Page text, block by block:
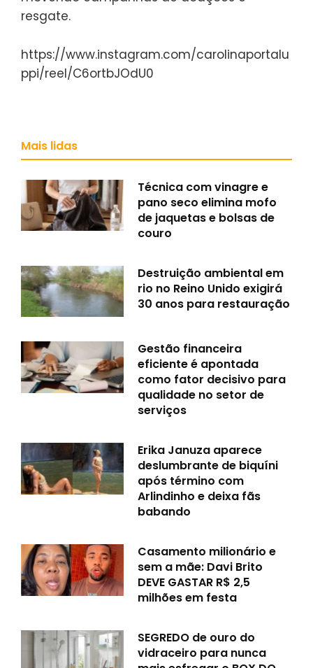
resgate.
https://www.instagram.com/carolinaportalu
ppi/reel/C6ortbJOdU0
Mais lidas
Técnica com vinagre e
pano seco elimina mofo
de jaquetas e bolsas de
couro
Destruição ambiental em
rio no Reino Unido exigirá
30 anos para restauração
Gestão financeira
eficiente é apontada
como fator decisivo para
qualidade no setor de
serviços
Erika Januza aparece
deslumbrante de biquíni
após término com
Arlindinho e deixa fãs
babando
Casamento milionário e
sem a mãe: Davi Brito
DEVE GASTAR R$ 2,5
milhões em festa
SEGREDO de ouro do
vidraceiro para nunca